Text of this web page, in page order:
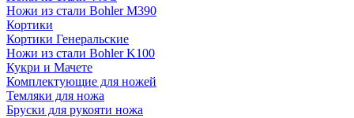
Ножи из стали Bohler M390
Кортики
Кортики Генеральские
Ножи из стали Bohler K100
Кукри и Мачете
Комплектующие для ножей
Темляки для ножа
Бруски для рукояти ножа